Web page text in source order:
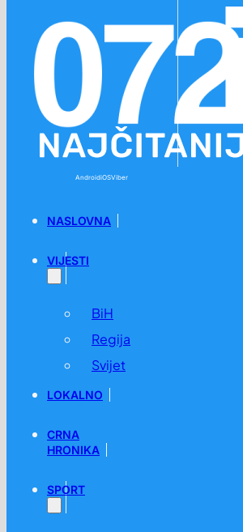
AndroidiOSViber
NASLOVNA
VIJESTI
BiH
Regija
Svijet
LOKALNO
CRNA
HRONIKA
SPORT